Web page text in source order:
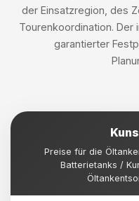
der Einsatzregion, des
Tourenkoordination. Der
garantierter
Preise für die
Batterietanks /